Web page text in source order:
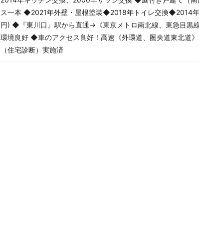
ス一本 ◆2021年外壁・屋根塗装◆2018年トイレ交換◆2014
円) ◆『東川口』駅から直通→《東京メトロ南北線、東急目黒
環境良好 ◆車のアクセス良好！高速《外環道、圏央道東北道
（住宅診断）実施済